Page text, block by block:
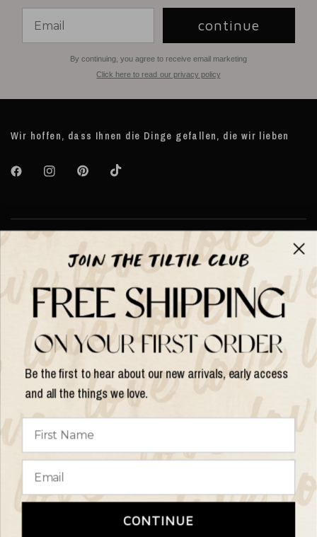
continue
By continuing, you agree to receive email marketing
Click here to read our privacy policy
Wir hoffen, dass Ihnen die Dinge gefallen, die wir lieben
Über TILTIL
Help
Hilfe und Informationen
aktualisieren
© 2026 Things I Like Things I Love, Alle Rechte vorbehalten.
Be the first to hear about our new arrivals, early access
and all the things we love.
CONTINUE